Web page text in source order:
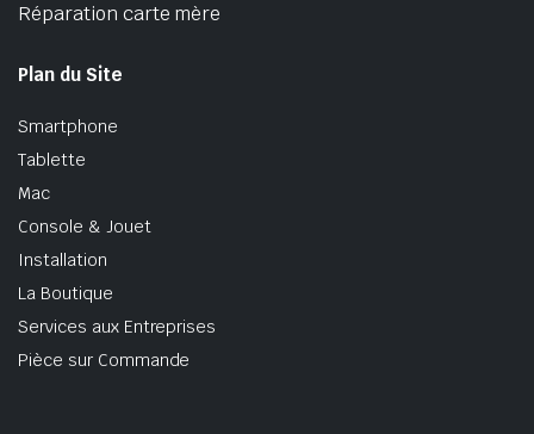
Réparation carte mère
Plan du Site
Smartphone
Tablette
Mac
Console & Jouet
Installation
La Boutique
Services aux Entreprises
Pièce sur Commande